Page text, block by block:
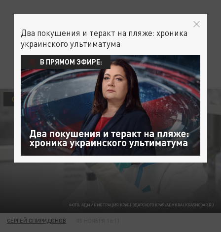
ФОТО: АДМИНИСТРАЦИЯ КРАСНОДАРСКОГО КРАЯ/ADMKRAI.KRASNODAR.RU
ОБЩЕСТВО
СЕРГЕЙ СПИРИДОНОВ
Два покушения и теракт на пляже: хроника
украинского ультиматума
В ПРЯМОМ ЭФИРЕ: